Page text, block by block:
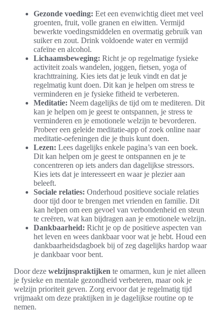
Gezonde voeding: Eet een evenwichtig dieet met veel
groenten, fruit, volle granen en eiwitten. Vermijd
bewerkte voedingsmiddelen en overmatig gebruik van
suiker en zout. Drink voldoende water en vermijd
cafeïne en alcohol.
Lichaamsbeweging: Richt je op regelmatige fysieke
activiteit zoals wandelen, joggen, fietsen, yoga of
krachttraining. Kies iets dat je leuk vindt en dat je
regelmatig kunt doen. Dit kan je helpen om stress te
verminderen en je fysieke fitheid te verbeteren.
Meditatie: Neem dagelijks de tijd om te mediteren. Dit
kan je helpen om je geest te ontspannen, je stress te
verminderen en je emotionele welzijn te bevorderen.
Probeer een geleide meditatie-app of zoek online naar
meditatie-oefeningen die je thuis kunt doen.
Lezen: Lees dagelijks enkele pagina’s van een boek.
Dit kan helpen om je geest te ontspannen en je te
concentreren op iets anders dan dagelijkse stressors.
Kies iets dat je interesseert en waar je plezier aan
beleeft.
Sociale relaties: Onderhoud positieve sociale relaties
door tijd door te brengen met vrienden en familie. Dit
kan helpen om een gevoel van verbondenheid en steun
te creëren, wat kan bijdragen aan je emotionele welzijn.
Dankbaarheid: Richt je op de positieve aspecten van
het leven en wees dankbaar voor wat je hebt. Houd een
dankbaarheidsdagboek bij of zeg dagelijks hardop waar
je dankbaar voor bent.
Door deze welzijnspraktijken te omarmen, kun je niet alleen
je fysieke en mentale gezondheid verbeteren, maar ook je
welzijn prioriteit geven. Zorg ervoor dat je regelmatig tijd
vrijmaakt om deze praktijken in je dagelijkse routine op te
nemen.